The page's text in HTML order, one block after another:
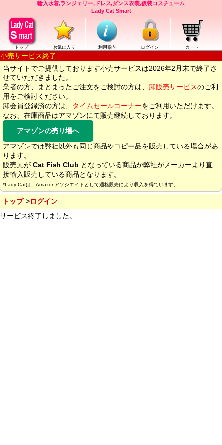
輸入水着,ランジェリー,ドレス,ダンス衣装,仮装コスチューム
Lady Cat Smart
トップ お気に入り 利用案内 ログイン カート
小売サービス終了
当サイトでご提供しております小売サービスは2026年2月末で終了さ
せていただきました。
業者の方、まとまったご注文をご検討の方は、 卸販売サービスのご利
用をご検討ください。
卸会員登録済の方は、
タイムセールコーナーをご利用いただけます。
なお、在庫商品はアマゾンにて販売継続しております。
アマゾンの売り場へ
アマゾンでは弊社以外も同じ商品やコピー品を販売している場合があ
ります。
販売元が Cat Fish Club となっている商品が弊社がメーカーより直
接輸入販売している商品となります。
*Lady Catは、Amazonアソシエイトとして適格販売により収入を得ています。
トップ
ログイン
サービス終了しました。